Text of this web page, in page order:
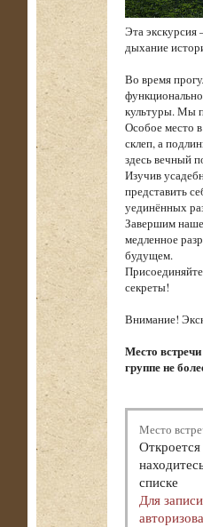
Эта экскурсия
дыхание
Во время
культуры. Мы
Особое место
склеп, а
здесь вечный
Изучив
представить
уединённых
Завершим
медленное
будущем.
секреты!
Внимание!
Место
группе не
Место
списке
Для